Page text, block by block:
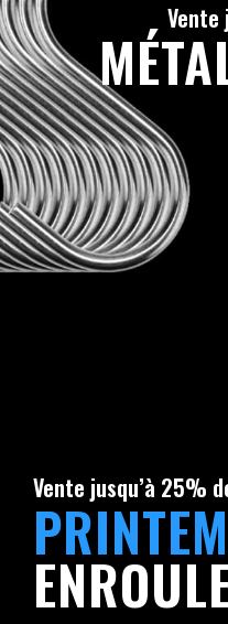
Vente
Vente jusqu’à 25%